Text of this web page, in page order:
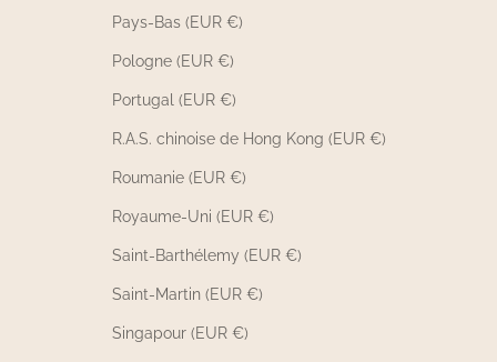
Pays-Bas (EUR €)
Pologne (EUR €)
Portugal (EUR €)
R.A.S. chinoise de Hong Kong (EUR €)
Roumanie (EUR €)
Royaume-Uni (EUR €)
Saint-Barthélemy (EUR €)
Saint-Martin (EUR €)
Singapour (EUR €)